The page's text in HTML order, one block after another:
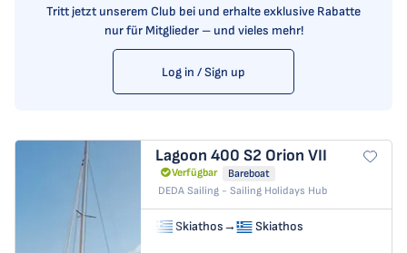
Tritt jetzt unserem Club bei und erhalte exklusive Rabatte
nur für Mitglieder – und vieles mehr!
Log in / Sign up
Lagoon 400 S2 Orion VII
Verfügbar
Bareboat
DEDA Sailing - Sailing Holidays Hub
Skiathos→ Skiathos